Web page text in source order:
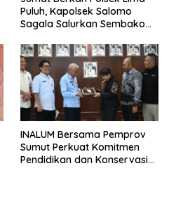
Puluh, Kapolsek Salomo
Sagala Salurkan Sembako
Gambus
INALUM Bersama Pemprov
Sumut Perkuat Komitmen
Pendidikan dan Konservasi